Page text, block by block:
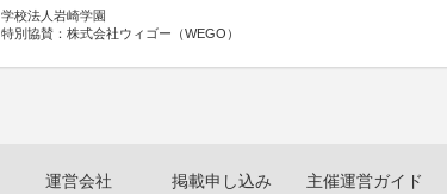
学校法人岩崎学園
特別協賛：株式会社ウィゴー（WEGO）
運営会社 掲載申し込み 主催運営ガイド